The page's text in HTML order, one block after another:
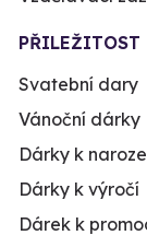
PŘILEŽITOST
Svatební dary
Vánoční dárky
Dárky k
Dárky k výročí
Dárek k